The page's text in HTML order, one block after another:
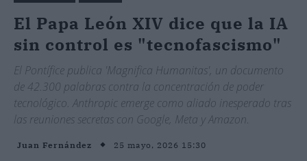
El Papa León XIV dice que la IA
sin control es "tecnofascismo"
El Pontífice publica 'Magnifica Humanitas', un documento
de 42.300 palabras contra la concentración de poder
tecnológico. Anthropic emerge como aliado inesperado tras
las reuniones secretas con Google, Meta y Amazon.
Juan Fernández 25 mayo, 2026 15:30